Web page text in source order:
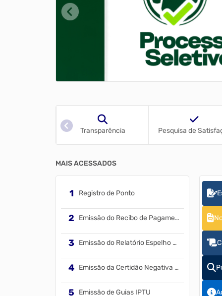
Transparência Pesquisa de
MAIS ACESSADOS
Registro de Ponto
Emissão do Recibo de Pagamento
Emissão do Relatório Espelho Ponto
Emissão da Certidão Negativa de Débitos - CND
Emissão de Guias IPTU